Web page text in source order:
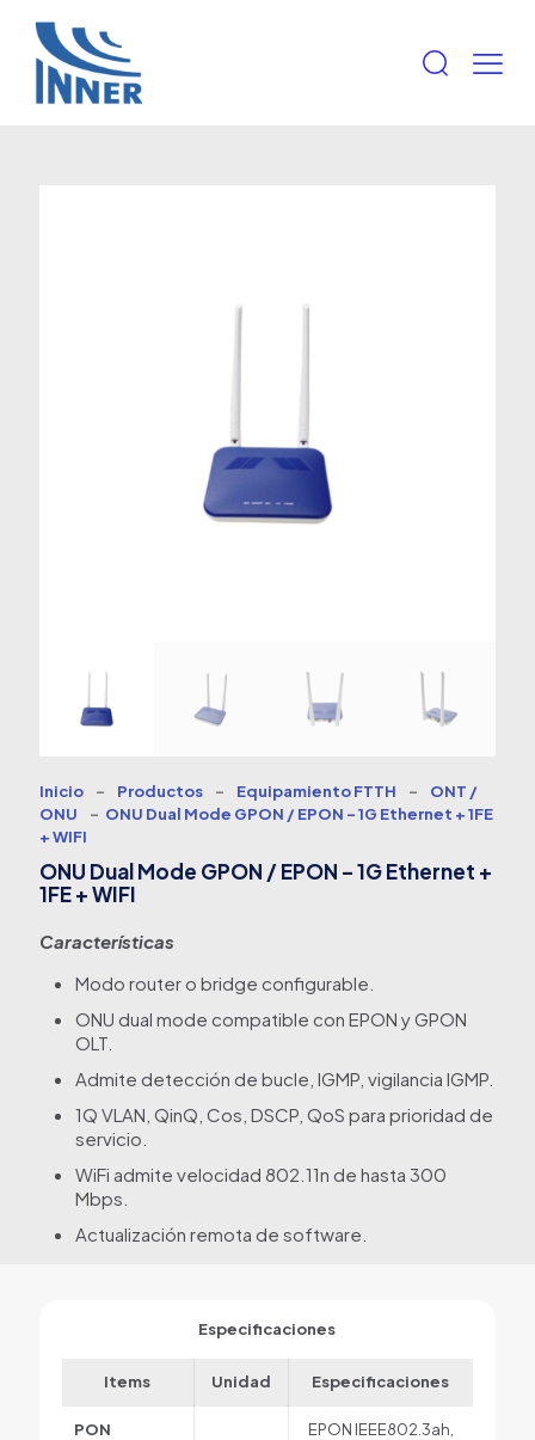
Inicio - Productos - Equipamiento FTTH -
ONT /
ONU
- ONU Dual Mode GPON / EPON – 1G Ethernet + 1FE
+ WIFI
ONU Dual Mode GPON / EPON – 1G Ethernet +
1FE + WIFI
Características
Modo router o bridge configurable.
ONU dual mode compatible con EPON y GPON
OLT.
Admite detección de bucle, IGMP, vigilancia IGMP.
1Q VLAN, QinQ, Cos, DSCP, QoS para prioridad de
servicio.
WiFi admite velocidad 802.11n de hasta 300
Mbps.
Actualización remota de software.
Especificaciones
Items Unidad Especificaciones
PON
EPON IEEE802.3ah,